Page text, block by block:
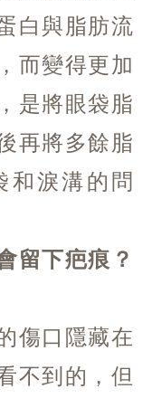
白與脂肪流
而變得更加
是將眼袋脂
再將多餘脂
和淚溝的問
留下疤痕？
傷口隱藏在
不到的，但